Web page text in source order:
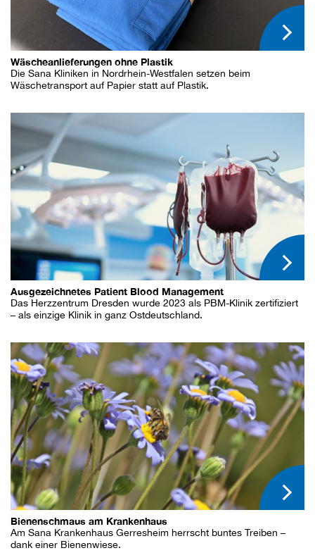
Wäscheanlieferungen ohne Plastik
Die Sana Kliniken in Nordrhein-Westfalen setzen beim
Wäschetransport auf Papier statt auf Plastik.
Ausgezeichnetes Patient Blood Management
Das Herzzentrum Dresden wurde 2023 als PBM-Klinik zertifiziert
– als einzige Klinik in ganz Ostdeutschland.
Bienenschmaus am Krankenhaus
Am Sana Krankenhaus Gerresheim herrscht buntes Treiben –
dank einer Bienenwiese.